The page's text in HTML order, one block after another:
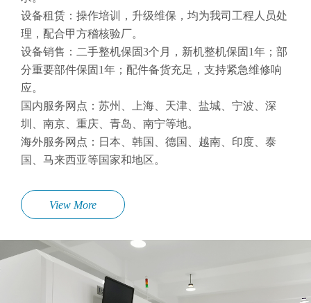
设备租赁：操作培训，升级维保，均为我司工程人员处
理，配合甲方稽核验厂。
设备销售：二手整机保固3个月，新机整机保固1年；部
分重要部件保固1年；配件备货充足，支持紧急维修响
应。
国内服务网点：苏州、上海、天津、盐城、宁波、深
圳、南京、重庆、青岛、南宁等地。
海外服务网点：日本、韩国、德国、越南、印度、泰
国、马来西亚等国家和地区。
View More